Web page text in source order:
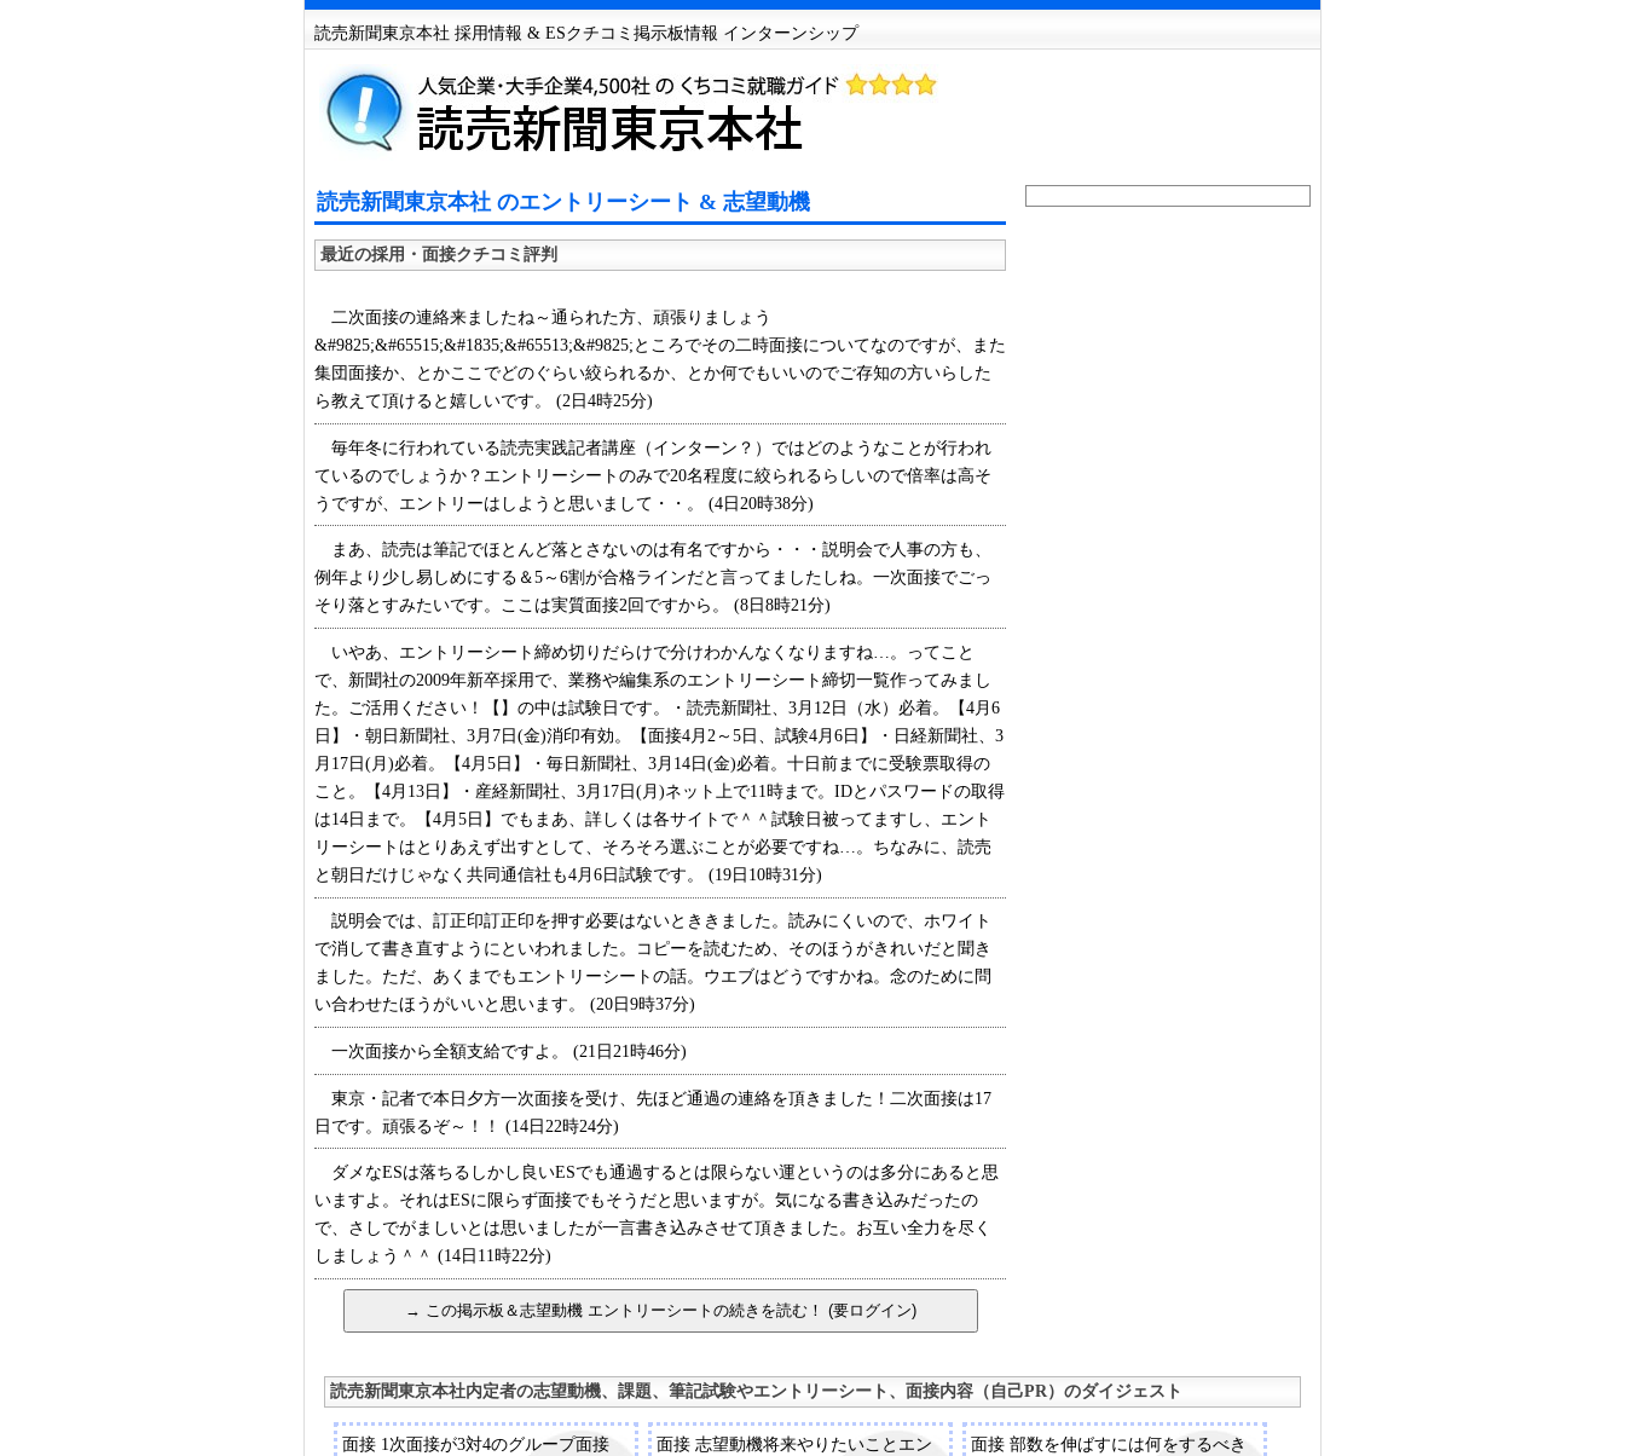
読売新聞東京本社 採用情報 & ESクチコミ掲示板情報 インターンシップ
読売新聞東京本社 のエントリーシート & 志望動機
最近の採用・面接クチコミ評判
二次面接の連絡来ましたね～通られた方、頑張りましょう
&#9825;&#65515;&#1835;&#65513;&#9825;ところでその二時面接についてなのですが、また
集団面接か、とかここでどのぐらい絞られるか、とか何でもいいのでご存知の方いらした
ら教えて頂けると嬉しいです。 (2日4時25分)
毎年冬に行われている読売実践記者講座（インターン？）ではどのようなことが行われ
ているのでしょうか？エントリーシートのみで20名程度に絞られるらしいので倍率は高そ
うですが、エントリーはしようと思いまして・・。 (4日20時38分)
まあ、読売は筆記でほとんど落とさないのは有名ですから・・・説明会で人事の方も、
例年より少し易しめにする＆5～6割が合格ラインだと言ってましたしね。一次面接でごっ
そり落とすみたいです。ここは実質面接2回ですから。 (8日8時21分)
いやあ、エントリーシート締め切りだらけで分けわかんなくなりますね…。ってこと
で、新聞社の2009年新卒採用で、業務や編集系のエントリーシート締切一覧作ってみまし
た。ご活用ください！【】の中は試験日です。・読売新聞社、3月12日（水）必着。【4月6
日】・朝日新聞社、3月7日(金)消印有効。【面接4月2～5日、試験4月6日】・日経新聞社、3
月17日(月)必着。【4月5日】・毎日新聞社、3月14日(金)必着。十日前までに受験票取得の
こと。【4月13日】・産経新聞社、3月17日(月)ネット上で11時まで。IDとパスワードの取得
は14日まで。【4月5日】でもまあ、詳しくは各サイトで＾＾試験日被ってますし、エント
リーシートはとりあえず出すとして、そろそろ選ぶことが必要ですね…。ちなみに、読売
と朝日だけじゃなく共同通信社も4月6日試験です。 (19日10時31分)
説明会では、訂正印訂正印を押す必要はないとききました。読みにくいので、ホワイト
で消して書き直すようにといわれました。コピーを読むため、そのほうがきれいだと聞き
ました。ただ、あくまでもエントリーシートの話。ウエブはどうですかね。念のために問
い合わせたほうがいいと思います。 (20日9時37分)
一次面接から全額支給ですよ。 (21日21時46分)
東京・記者で本日夕方一次面接を受け、先ほど通過の連絡を頂きました！二次面接は17
日です。頑張るぞ～！！ (14日22時24分)
ダメなESは落ちるしかし良いESでも通過するとは限らない運というのは多分にあると思
いますよ。それはESに限らず面接でもそうだと思いますが。気になる書き込みだったの
で、さしでがましいとは思いましたが一言書き込みさせて頂きました。お互い全力を尽く
しましょう＾＾ (14日11時22分)
読売新聞東京本社内定者の志望動機、課題、筆記試験やエントリーシート、面接内容（自己PR）のダイジェスト
面接 1次面接が3対4のグループ面接
面接 志望動機将来やりたいことエン
面接 部数を伸ばすには何をするべき